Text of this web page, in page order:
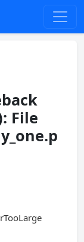
File